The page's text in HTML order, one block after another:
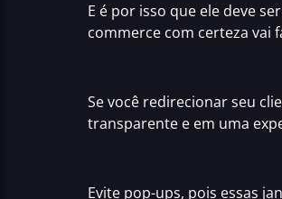
E é por isso que ele deve
commerce com certeza vai
Se você redirecionar seu
transparente e em uma
Evite pop-ups, pois essas